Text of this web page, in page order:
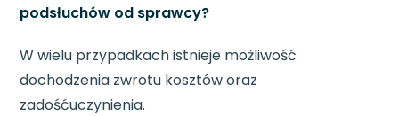
podsłuchów od sprawcy?
W wielu przypadkach istnieje możliwość
dochodzenia zwrotu kosztów oraz
zadośćuczynienia.